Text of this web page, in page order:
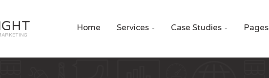
Home Services  Case Studies  Pages